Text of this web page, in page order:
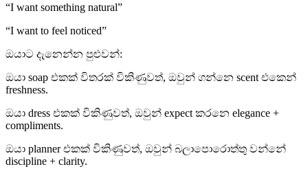
“I want something natural”
“I want to feel noticed”
ඔයාට දැනෙන්න පුළුවන්:
ඔයා soap එකක් විතරක් විකිණුවත්, ඔවුන් ගන්නෙ scent එකෙන්
freshness.
ඔයා dress එකක් විකිණුවත්, ඔවුන් expect කරනෙ elegance +
compliments.
ඔයා planner එකක් විකිණුවත්, ඔවුන් බලාපොරොත්තු වන්නේ
discipline + clarity.